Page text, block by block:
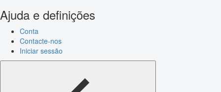
Ajuda e definições
Conta
Contacte-nos
Iniciar sessão